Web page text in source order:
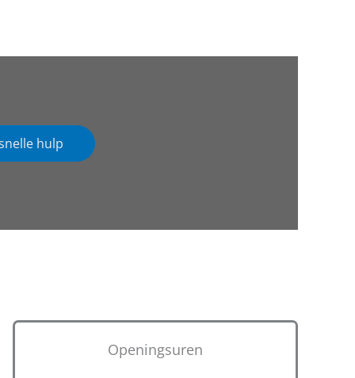
hulp
Openingsuren